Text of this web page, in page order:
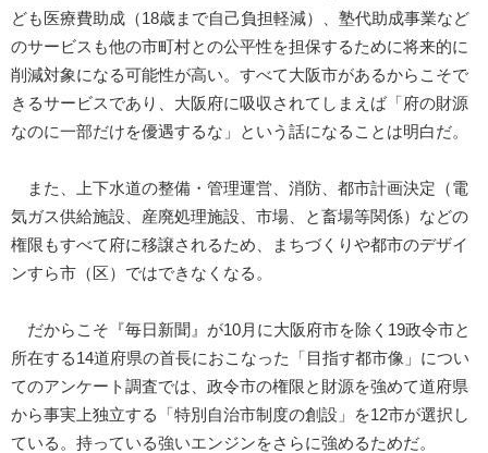
ども医療費助成（18歳まで自己負担軽減）、塾代助成事業など
のサービスも他の市町村との公平性を担保するために将来的に
削減対象になる可能性が高い。すべて大阪市があるからこそで
きるサービスであり、大阪府に吸収されてしまえば「府の財源
なのに一部だけを優遇するな」という話になることは明白だ。
また、上下水道の整備・管理運営、消防、都市計画決定（電
気ガス供給施設、産廃処理施設、市場、と畜場等関係）などの
権限もすべて府に移譲されるため、まちづくりや都市のデザイ
ンすら市（区）ではできなくなる。
だからこそ『毎日新聞』が10月に大阪府市を除く19政令市と
所在する14道府県の首長におこなった「目指す都市像」につい
てのアンケート調査では、政令市の権限と財源を強めて道府県
から事実上独立する「特別自治市制度の創設」を12市が選択し
ている。持っている強いエンジンをさらに強めるためだ。